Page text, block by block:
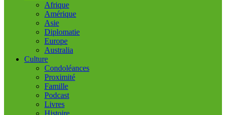
Afrique
Amérique
Asie
Diplomatie
Europe
Australia
Culture
Condoléances
Proximité
Famille
Podcast
Livres